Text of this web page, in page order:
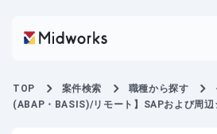
TOP 案件検索 職種から探す
(ABAP・BASIS)/リモート】SAPおよび周